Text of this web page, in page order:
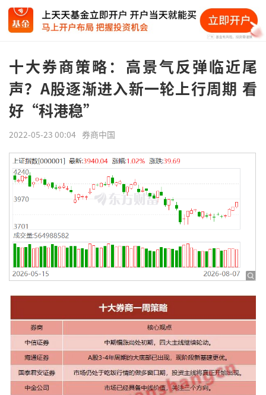
十大券商策略：高景气反弹临近尾
声？A股逐渐进入新一轮上行周期 看
好“科港稳”
2022-05-23 00:04 券商中国